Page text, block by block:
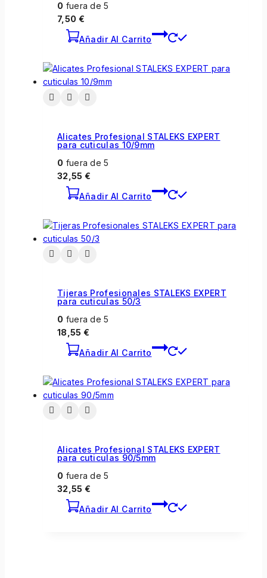
0 fuera de 5
7,50 €
Añadir Al Carrito
Alicates Profesional STALEKS EXPERT
para cuticulas 10/9mm
0 fuera de 5
32,55 €
Añadir Al Carrito
Tijeras Profesionales STALEKS EXPERT
para cuticulas 50/3
0 fuera de 5
18,55 €
Añadir Al Carrito
Alicates Profesional STALEKS EXPERT
para cuticulas 90/5mm
0 fuera de 5
32,55 €
Añadir Al Carrito